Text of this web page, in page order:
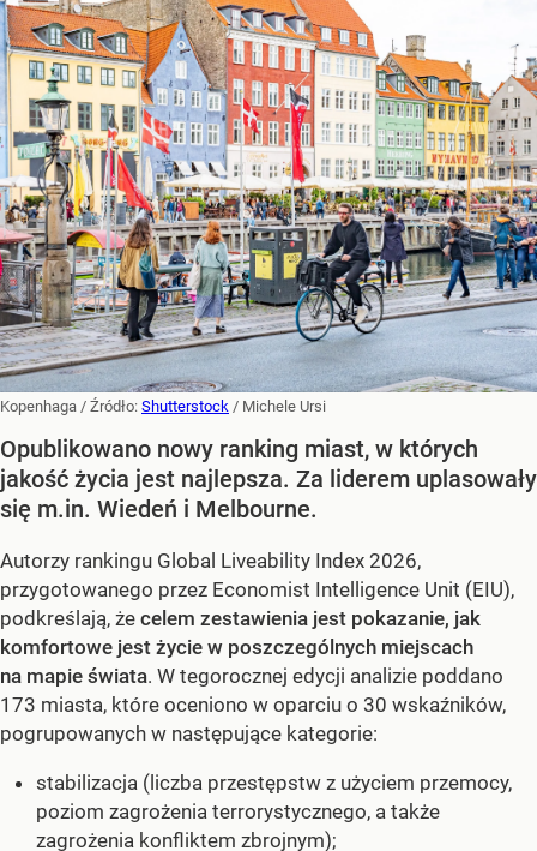
Kopenhaga / Źródło: Shutterstock / Michele Ursi
Opublikowano nowy ranking miast, w których
jakość życia jest najlepsza. Za liderem uplasowały
się m.in. Wiedeń i Melbourne.
Autorzy rankingu Global Liveability Index 2026,
przygotowanego przez Economist Intelligence Unit (EIU),
podkreślają, że celem zestawienia jest pokazanie, jak
komfortowe jest życie w poszczególnych miejscach
na mapie świata. W tegorocznej edycji analizie poddano
173 miasta, które oceniono w oparciu o 30 wskaźników,
pogrupowanych w następujące kategorie:
stabilizacja (liczba przestępstw z użyciem przemocy,
poziom zagrożenia terrorystycznego, a także
zagrożenia konfliktem zbrojnym);